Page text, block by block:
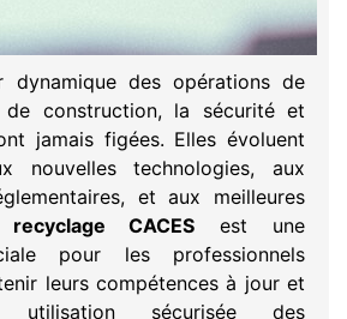
dynamique des opérations de
de construction, la sécurité et
jamais figées. Elles évoluent
nouvelles technologies, aux
et aux meilleures
recyclage CACES est une
pour les professionnels
leurs compétences à jour et
utilisation sécurisée des